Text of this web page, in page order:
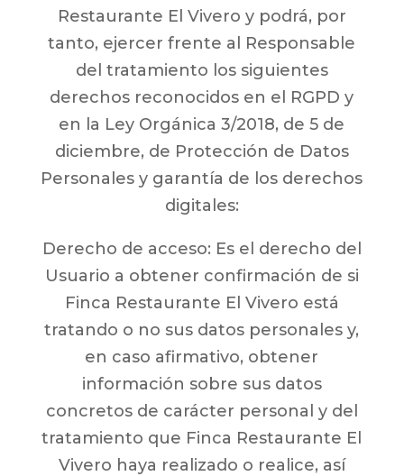
Restaurante El Vivero y podrá, por
tanto, ejercer frente al Responsable
del tratamiento los siguientes
derechos reconocidos en el RGPD y
en la Ley Orgánica 3/2018, de 5 de
diciembre, de Protección de Datos
Personales y garantía de los derechos
digitales:
Derecho de acceso: Es el derecho del
Usuario a obtener confirmación de si
Finca Restaurante El Vivero está
tratando o no sus datos personales y,
en caso afirmativo, obtener
información sobre sus datos
concretos de carácter personal y del
tratamiento que Finca Restaurante El
Vivero haya realizado o realice, así